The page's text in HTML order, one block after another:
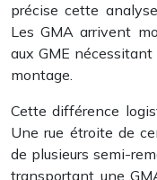
précise cette
Les GMA arrivent
aux GME
montage.
Cette différence
Une rue étroite de
de plusieurs semi-
transportant une